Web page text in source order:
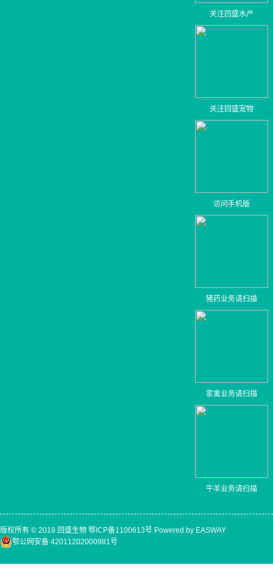
关注回盛水产
关注回盛宠物
访问手机版
猪药业务请扫描
家禽业务请扫描
牛羊业务请扫描
版权所有 © 2018 回盛生物 鄂ICP备1100613号 Powered by EASWAY
鄂公网安备 42011202000981号